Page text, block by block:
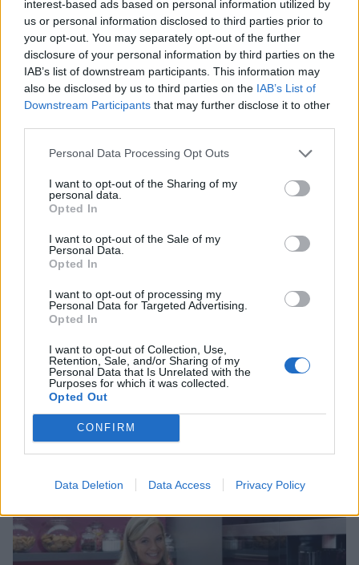
interest-based ads based on personal information utilized by
us or personal information disclosed to third parties prior to
your opt-out. You may separately opt-out of the further
disclosure of your personal information by third parties on the
IAB’s list of downstream participants. This information may
also be disclosed by us to third parties on the IAB’s List of
Downstream Participants that may further disclose it to other
Personal Data Processing Opt Outs
I want to opt-out of the Sharing of my
personal data.
Opted In
I want to opt-out of the Sale of my
Personal Data.
Opted In
I want to opt-out of processing my
Personal Data for Targeted Advertising.
Opted In
I want to opt-out of Collection, Use,
Retention, Sale, and/or Sharing of my
Personal Data that Is Unrelated with the
Purposes for which it was collected.
Opted Out
CONFIRM
Data Deletion Data Access Privacy Policy
Ντίνα Νικολάου: Παρουσιάσε το νέο
τηλεοπτικό project της με επώνυμους
καλεσμένους
17:24 @11-10-2019
Nτίνα Νικολάου: «Ήμουν πολύ αυστηρή
κριτής με τον εαυτό μου»
@06-10-2019